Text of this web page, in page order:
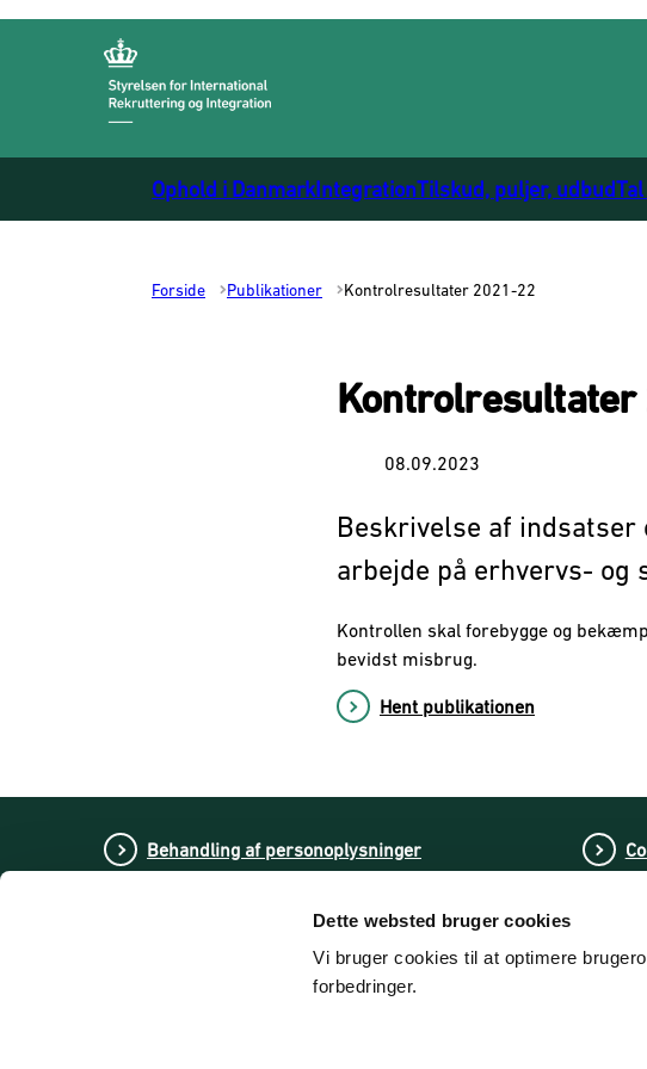
Dette websted bruger cookies
Vi bruger cookies til at optimere
forbedringer.
Ophold i DanmarkIntegrationTilskud, puljer, udbud
Forside Publikationer Kontrolresultater 2021-22
Kontrolresultater
08.09.2023
Beskrivelse af
arbejde på erhvervs- og
Kontrollen skal forebygge og
bevidst misbrug.
Hent publikationen
Behandling af personoplysninger